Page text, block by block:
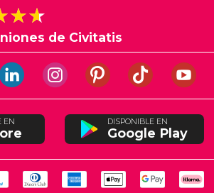
de Civitatis
EN DISPONIBLE EN
Google Play